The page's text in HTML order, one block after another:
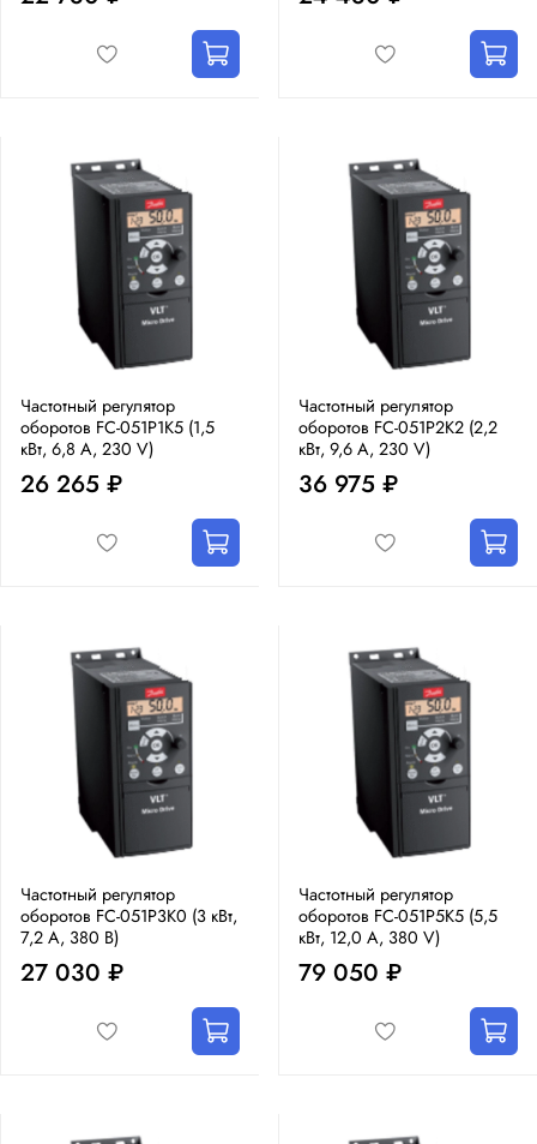
Частотный регулятор
оборотов FC-051P1K5 (1,5
кВт, 6,8 А, 230 V)
26 265 ₽
Частотный регулятор
оборотов FC-051P2K2 (2,2
кВт, 9,6 А, 230 V)
36 975 ₽
Частотный регулятор
оборотов FC-051P3K0 (3 кВт,
7,2 А, 380 В)
27 030 ₽
Частотный регулятор
оборотов FC-051P5K5 (5,5
кВт, 12,0 А, 380 V)
79 050 ₽